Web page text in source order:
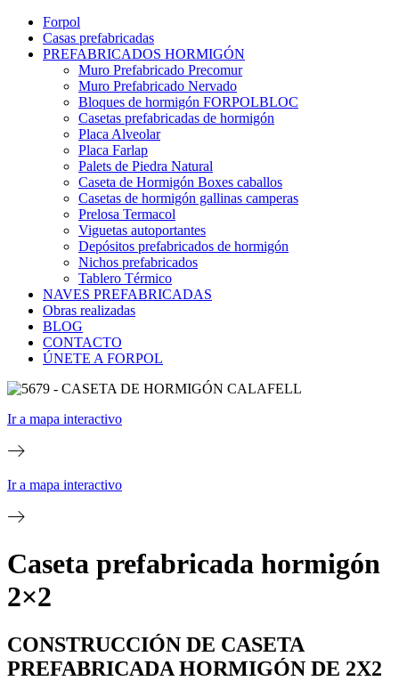
Forpol
Casas prefabricadas
PREFABRICADOS HORMIGÓN
Muro Prefabricado Precomur
Muro Prefabricado Nervado
Bloques de hormigón FORPOLBLOC
Casetas prefabricadas de hormigón
Placa Alveolar
Placa Farlap
Palets de Piedra Natural
Caseta de Hormigón Boxes caballos
Casetas de hormigón gallinas camperas
Prelosa Termacol
Viguetas autoportantes
Depósitos prefabricados de hormigón
Nichos prefabricados
Tablero Térmico
NAVES PREFABRICADAS
Obras realizadas
BLOG
CONTACTO
ÚNETE A FORPOL
Ir a mapa interactivo
Ir a mapa interactivo
Caseta prefabricada hormigón
2×2
CONSTRUCCIÓN DE CASETA
PREFABRICADA HORMIGÓN DE 2X2